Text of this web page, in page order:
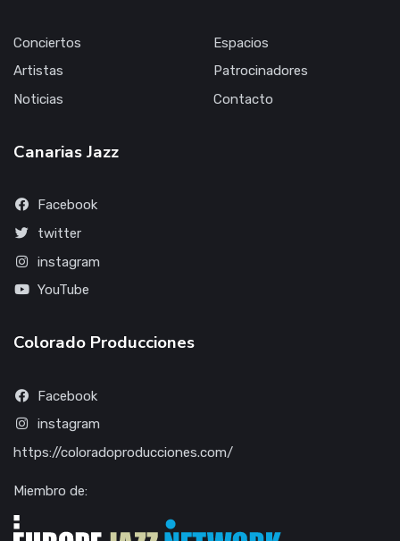
Conciertos
Artistas
Noticias
Espacios
Patrocinadores
Contacto
Canarias Jazz
Facebook
twitter
instagram
YouTube
Colorado Producciones
Facebook
instagram
https://coloradoproducciones.com/
Miembro de: